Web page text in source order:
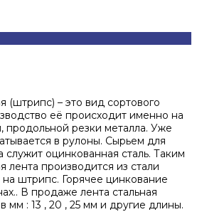
– это вид сортового
её происходит именно на
продольной резки металла. Уже
в рулоны. Сырьем для
оцинкованная сталь. Таким
лента производится из стали
штрипс. Горячее цинкование
В продаже лента стальная
мм : 13 , 20 , 25 мм и другие длины.